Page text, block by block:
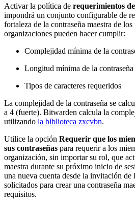
Activar la política de requerimientos
impondrá un conjunto configurable de
fortaleza de la contraseña maestra de
organizaciones pueden hacer cumplir:
Complejidad mínima de la
Longitud mínima de la contraseña
Tipos de caracteres requeridos
La complejidad de la contraseña se
a 4 (fuerte). Bitwarden calcula la
utilizando la biblioteca zxcvbn.
Utilice la opción Requerir que los
sus contraseñas para requerir a los
organización, sin importar su rol, que
maestra durante su próximo inicio de
una nueva cuenta desde la invitación de
solicitados para crear una contraseña
requisitos.